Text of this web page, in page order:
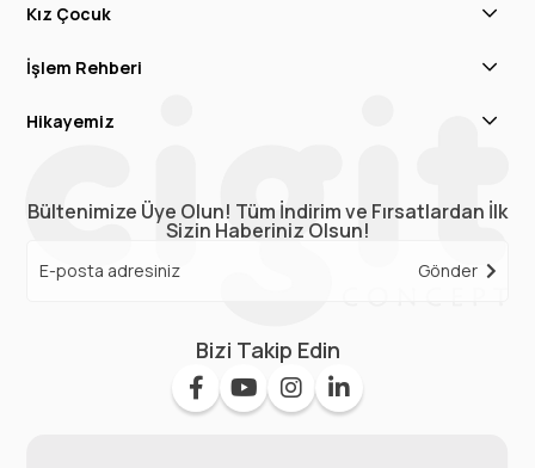
Kız Çocuk
İşlem Rehberi
Hikayemiz
Bültenimize Üye Olun! Tüm İndirim ve Fırsatlardan İlk
Sizin Haberiniz Olsun!
Gönder
Bizi Takip Edin